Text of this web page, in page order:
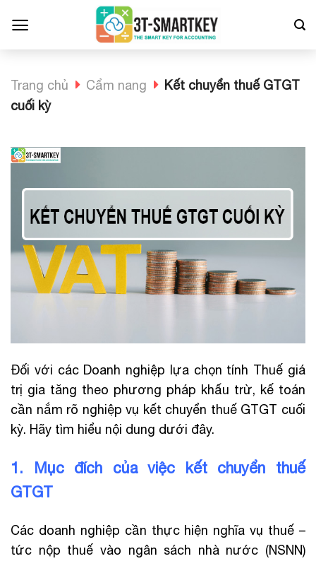
qua
Trang chủ Cẩm nang
Kết chuyển thuế GTGT
cuối kỳ
Đối với các Doanh nghiệp lựa chọn tính Thuế giá
trị gia tăng theo phương pháp khấu trừ, kế toán
cần nắm rõ nghiệp vụ kết chuyển thuế GTGT cuối
kỳ. Hãy tìm hiểu nội dung dưới đây.
1. Mục đích của việc kết chuyển thuế
GTGT
Các doanh nghiệp cần thực hiện nghĩa vụ thuế –
tức nộp thuế vào ngân sách nhà nước (NSNN)